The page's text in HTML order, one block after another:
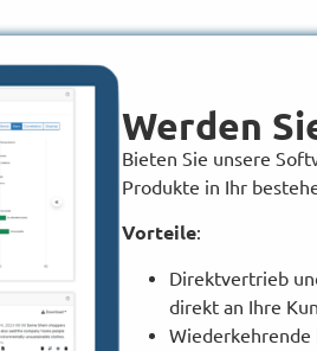
Werden
Bieten Sie unsere
Produkte in Ihr
Vorteile:
Direktvertrieb
direkt an Ihre
Wiederkehrende